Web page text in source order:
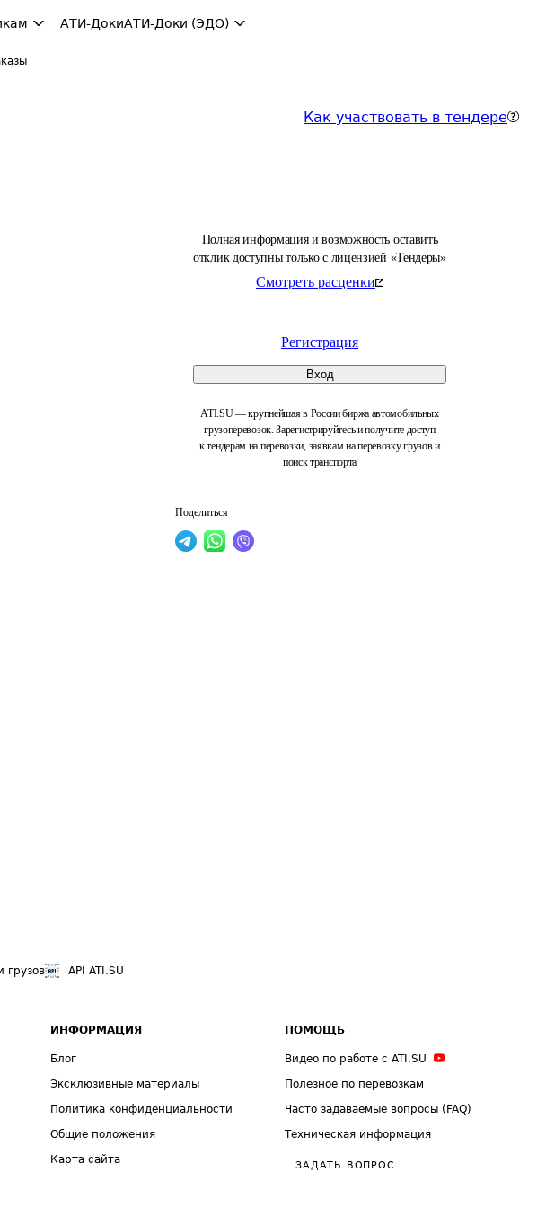
АТИ-ДокиАТИ-Доки (ЭДО)
Как участвовать в тендере
Полная информация и возможность оставить
отклик доступны только с лицензией «Тендеры»
Смотреть расценки
Регистрация
Вход
ATI.SU — крупнейшая в России биржа автомобильных
грузоперевозок. Зарегистрируйтесь и получите доступ
к тендерам на перевозки, заявкам на перевозку грузов и
поиск транспорта
Поделиться
грузов API ATI.SU
ИНФОРМАЦИЯ
Блог
Эксклюзивные материалы
Политика конфиденциальности
Общие положения
Карта сайта
ПОМОЩЬ
Видео по работе с ATI.SU
Полезное по перевозкам
Часто задаваемые вопросы (FAQ)
Техническая информация
ЗАДАТЬ ВОПРОС